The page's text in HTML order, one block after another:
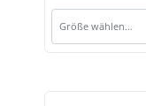
Größe wählen…